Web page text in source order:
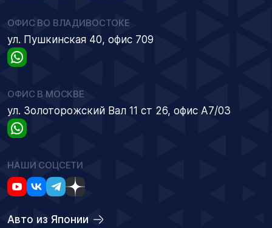
ОФИС ВО ВЛАДИВОСТОКЕ
ул. Пушкинская 40, офис 709
ОФИС В МОСКВЕ
ул. Золоторожский Вал 11 ст 26, офис А7/03
НАШИ СОЦСЕТИ
Авто из Японии